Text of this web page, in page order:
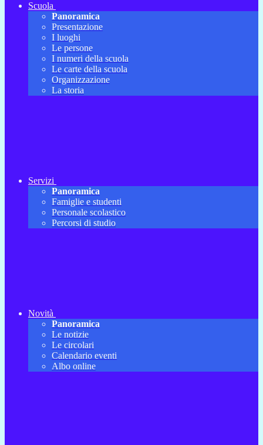
Scuola
Panoramica
Presentazione
I luoghi
Le persone
I numeri della scuola
Le carte della scuola
Organizzazione
La storia
Servizi
Panoramica
Famiglie e studenti
Personale scolastico
Percorsi di studio
Novità
Panoramica
Le notizie
Le circolari
Calendario eventi
Albo online